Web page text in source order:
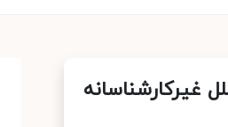
غیرکارشناسانه